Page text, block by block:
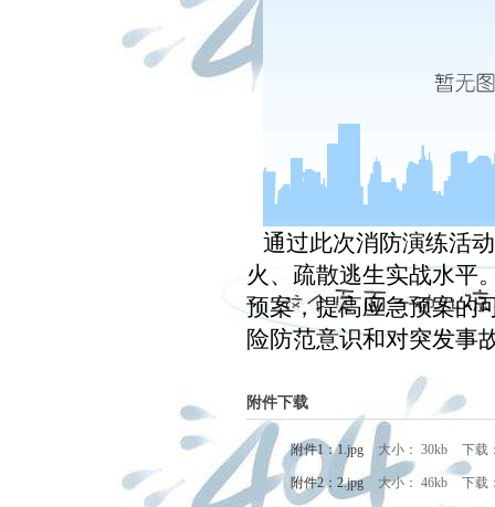
通过此次消防演练活
火、疏散逃生实战水平
预案，提高应急预案的
险防范意识和对突发事
附件下载
附件1：1.jpg 大小： 30kb 下载
附件2：2.jpg 大小： 46kb 下载